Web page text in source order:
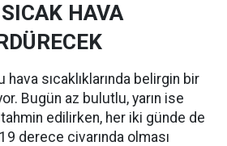
HAVA
hava sıcaklıklarında belirgin bir
Bugün az bulutlu, yarın ise
edilirken, her iki günde de
derece civarında olması